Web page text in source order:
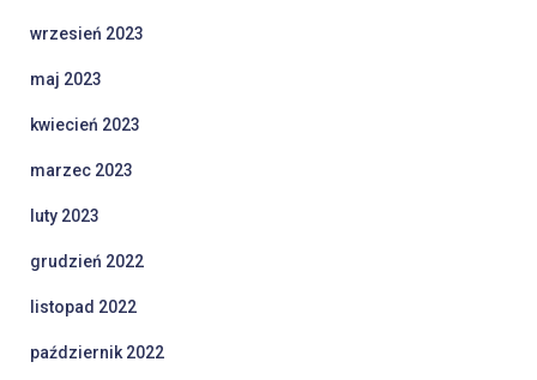
wrzesień 2023
maj 2023
kwiecień 2023
marzec 2023
luty 2023
grudzień 2022
listopad 2022
październik 2022